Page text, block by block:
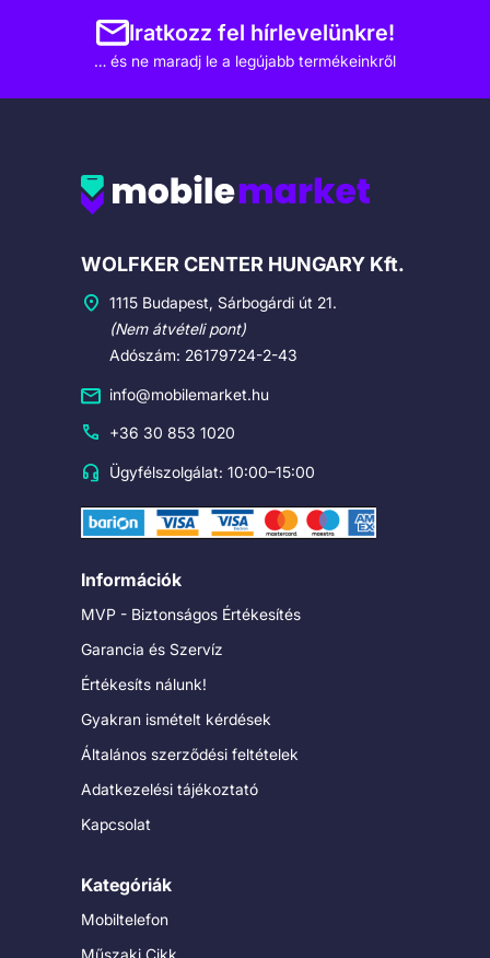
Iratkozz fel hírlevelünkre!
… és ne maradj le a legújabb termékeinkről
Cégadatok
WOLFKER CENTER HUNGARY Kft.
1115 Budapest, Sárbogárdi út 21.
(Nem átvételi pont)
Adószám: 26179724-2-43
info@mobilemarket.hu
+36 30 853 1020
Ügyfélszolgálat: 10:00–15:00
Információk
MVP - Biztonságos Értékesítés
Garancia és Szervíz
Értékesíts nálunk!
Gyakran ismételt kérdések
Általános szerződési feltételek
Adatkezelési tájékoztató
Kapcsolat
Kategóriák
Mobiltelefon